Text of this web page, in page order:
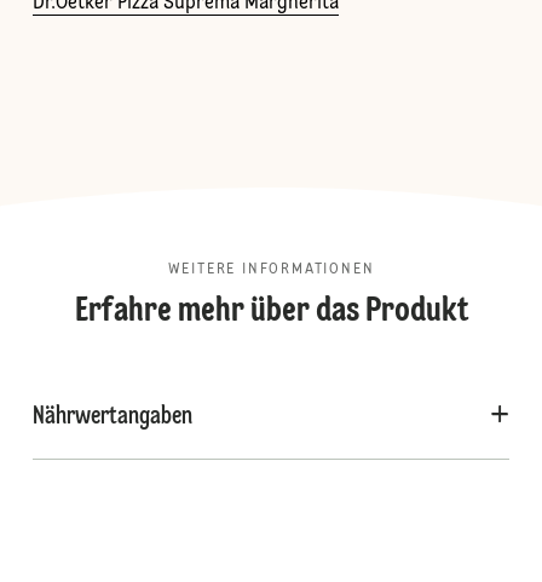
WEITERE INFORMATIONEN
Erfahre mehr über das Produkt
Nährwertangaben